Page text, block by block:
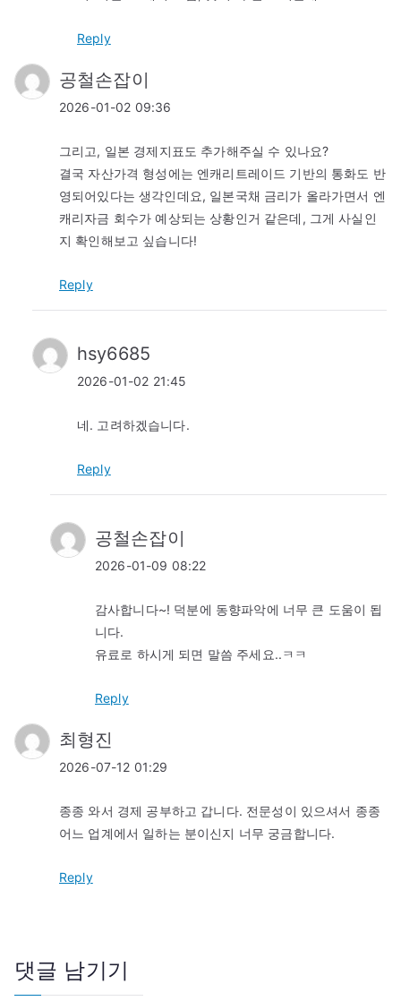
Reply
공철손잡이
2026-01-02 09:36
그리고, 일본 경제지표도 추가해주실 수 있나요?
결국 자산가격 형성에는 엔캐리트레이드 기반의 통화도 반
영되어있다는 생각인데요, 일본국채 금리가 올라가면서 엔
캐리자금 회수가 예상되는 상황인거 같은데, 그게 사실인
지 확인해보고 싶습니다!
Reply
hsy6685
2026-01-02 21:45
네. 고려하겠습니다.
Reply
공철손잡이
2026-01-09 08:22
감사합니다~! 덕분에 동향파악에 너무 큰 도움이 됩
니다.
유료로 하시게 되면 말씀 주세요..ㅋㅋ
Reply
최형진
2026-07-12 01:29
종종 와서 경제 공부하고 갑니다. 전문성이 있으셔서 종종
어느 업계에서 일하는 분이신지 너무 궁금합니다.
Reply
댓글 남기기